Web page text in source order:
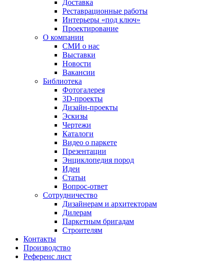
Доставка
Реставрационные работы
Интерьеры «под ключ»
Проектирование
О компании
СМИ о нас
Выставки
Новости
Вакансии
Библиотека
Фотогалерея
3D-проекты
Дизайн-проекты
Эскизы
Чертежи
Каталоги
Видео о паркете
Презентации
Энциклопедия пород
Идеи
Статьи
Вопрос-ответ
Сотрудничество
Дизайнерам и архитекторам
Дилерам
Паркетным бригадам
Строителям
Контакты
Производство
Референс лист